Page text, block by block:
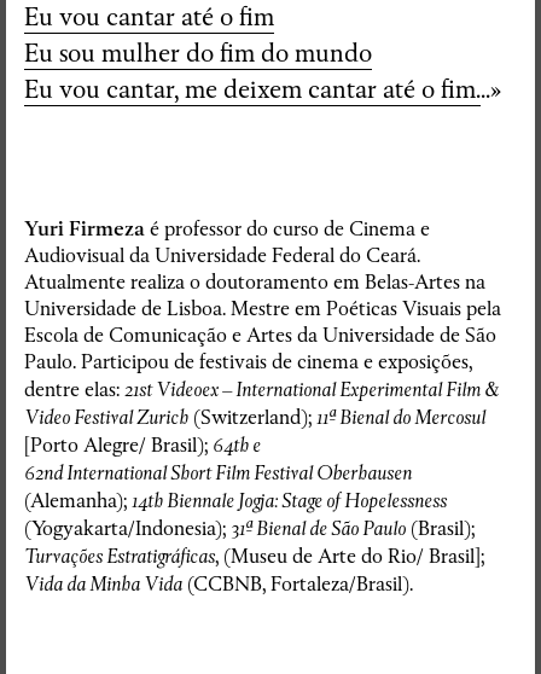
Eu vou cantar até o fim
Eu sou mulher do fim do mundo
Eu vou cantar, me deixem cantar até o fim...»
Yuri Firmezaé professor do curso de Cinema e
Audiovisual da Universidade Federal do Ceará.
Atualmente realiza o doutoramento em Belas-Artes na
Universidade de Lisboa. Mestre em Poéticas Visuais pela
Escola de Comunicação e Artes da Universidade de São
Paulo. Participou de festivais de cinema e exposições,
dentre elas: 21st Videoex– International Experimental Film &
Video Festival Zurich (Switzerland); 11ª Bienal do Mercosul
[Porto Alegre/ Brasil); 64th e
62nd International Short Film Festival Oberhausen
(Alemanha); 14th Biennale Jogja: Stage of Hopelessness
(Yogyakarta/Indonesia); 31ª Bienal de São Paulo (Brasil);
Turvações Estratigráficas, (Museu de Arte do Rio/ Brasil];
Vida da Minha Vida (CCBNB, Fortaleza/Brasil).